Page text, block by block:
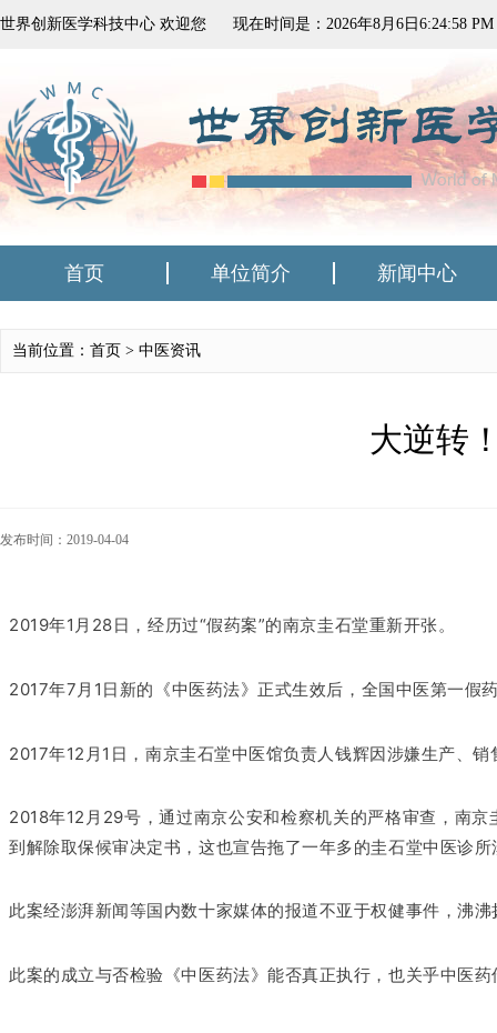
世界创新医学科技中心 欢迎您 现在时间是： 2026年8月 6 日 6:24:58 PM
首页 单位简介 新闻中心
当前位置：首页 > 中医资讯
大逆转
发布时间：2019-04-04
2019年1月28日，经历过“假药案”的南京圭石堂重新开张。
2017年7月1日新的《中医药法》正式生效后，全国中医第一假
2017年12月1日， 南京圭石堂中医馆负责人钱辉因涉嫌生产、
2018年12月29号，通过南京公安和检察机关的严格审查，南
到解除取保候审决定书，这也宣告拖了一年多的圭石堂中医诊
此案经澎湃新闻等国内数十家媒体的报道不亚于权健事件，沸
此案的成立与否检验《中医药法》能否真正执行，也关乎中医